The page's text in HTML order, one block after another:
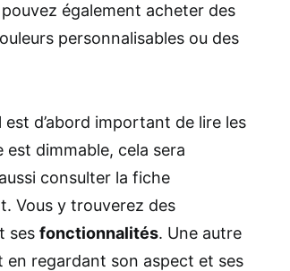
pouvez également acheter des
personnalisables ou des
est d’abord important de lire les
est dimmable, cela sera
consulter la fiche
Vous y trouverez des
ses fonctionnalités. Une autre
en regardant son aspect et ses